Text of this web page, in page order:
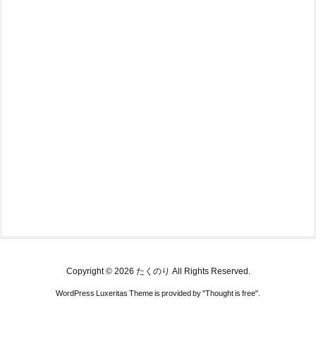
Copyright © 2026 たくのり All Rights Reserved.
WordPress Luxeritas Theme is provided by "Thought is free".